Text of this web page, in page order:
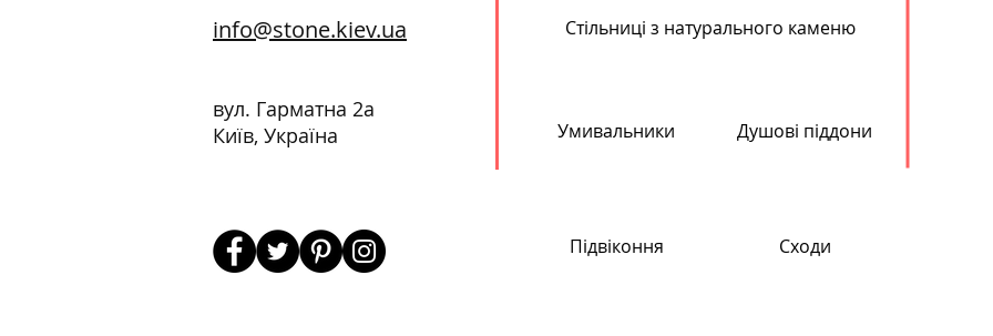
info@stone.kiev.ua Стільниці з натурального каменю
вул. Гарматна 2а
Київ, Україна
Умивальники Душові піддони
Підвіконня Сходи